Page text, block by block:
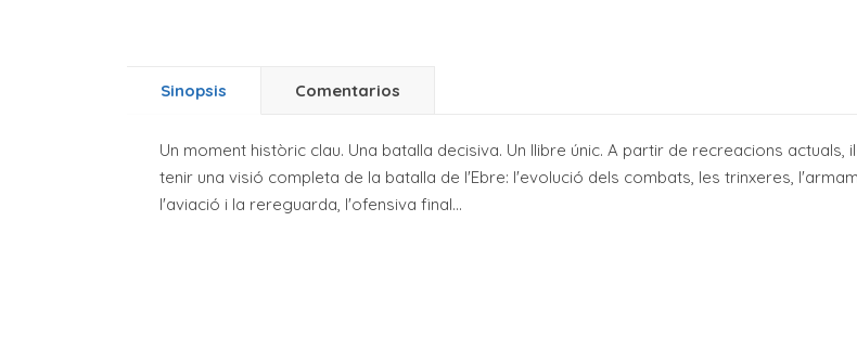
Sinopsis Comentarios
Un moment històric clau. Una batalla decisiva. Un llibre únic. A partir de recreacions
tenir una visió completa de la batalla de l'Ebre: l'evolució dels combats, les trinxeres,
l'aviació i la rereguarda, l'ofensiva final...